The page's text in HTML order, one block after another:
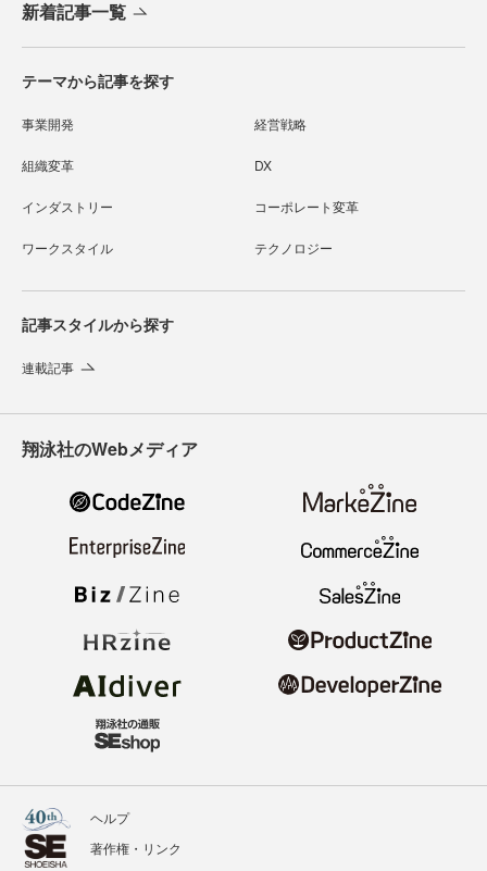
新着記事一覧
テーマから記事を探す
事業開発 経営戦略
組織変革 DX
インダストリー コーポレート変革
ワークスタイル テクノロジー
記事スタイルから探す
連載記事
翔泳社のWebメディア
ヘルプ
著作権・リンク